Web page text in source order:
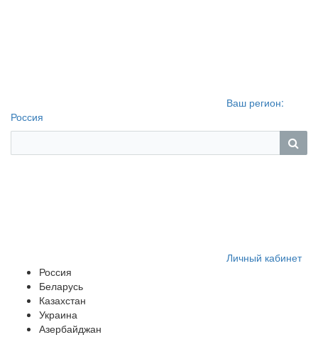
Ваш регион:
Россия
Личный кабинет
Россия
Беларусь
Казахстан
Украина
Азербайджан